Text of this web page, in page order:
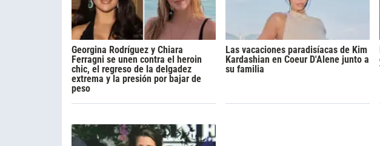
Georgina Rodríguez y Chiara
Ferragni se unen contra el heroin
chic, el regreso de la delgadez
extrema y la presión por bajar de
peso
Las vacaciones paradisíacas de Kim
Kardashian en Coeur D'Alene junto a
su familia